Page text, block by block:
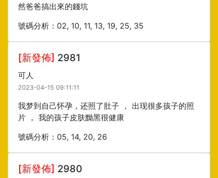
然爸爸搞出來的錢坑
號碼分析：02, 10, 11, 13, 19, 25, 35
[新發佈] 2981
可人
2023-04-15 09:11:11
我梦到自己怀孕，还照了肚子 ， 出现很多孩子的照
片 ， 我的孩子皮肤黝黑很健康
號碼分析：05, 14, 20, 26
[新發佈] 2980